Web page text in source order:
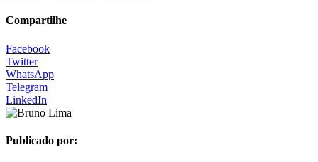
Compartilhe
Facebook
Twitter
WhatsApp
Telegram
LinkedIn
Publicado por: